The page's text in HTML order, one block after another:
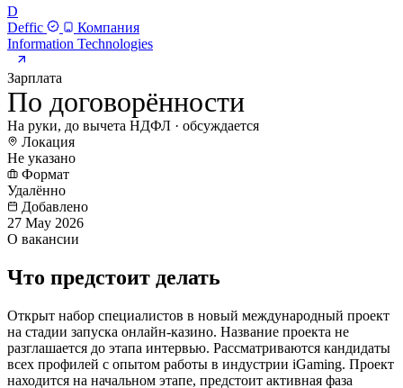
D
Deffic
Компания
Information Technologies
Зарплата
По договорённости
На руки, до вычета НДФЛ · обсуждается
Локация
Не указано
Формат
Удалённо
Добавлено
27 May 2026
О вакансии
Что предстоит делать
Открыт набор специалистов в новый международный проект
на стадии запуска онлайн-казино. Название проекта не
разглашается до этапа интервью. Рассматриваются кандидаты
всех профилей с опытом работы в индустрии iGaming. Проект
находится на начальном этапе, предстоит активная фаза